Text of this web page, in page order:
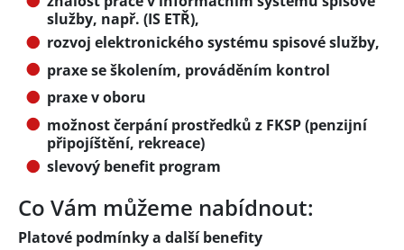
služby, např. (IS ETŘ),
rozvoj elektronického systému spisové služby,
praxe se školením, prováděním kontrol
praxe v oboru
možnost čerpání prostředků z FKSP (penzijní
připojíštění, rekreace)
slevový benefit program
Co Vám můžeme nabídnout:
Platové podmínky a další benefity